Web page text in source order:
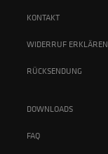
KONTAKT
WIDERRUF ERKLÄREN
RÜCKSENDUNG
DOWNLOADS
FAQ